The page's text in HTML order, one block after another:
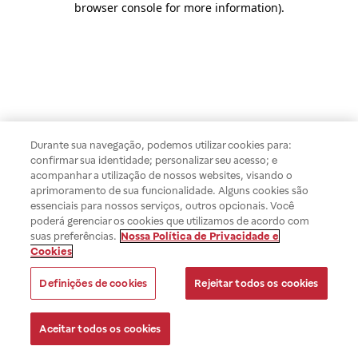
browser console for more information).
Durante sua navegação, podemos utilizar cookies para:
confirmar sua identidade; personalizar seu acesso; e
acompanhar a utilização de nossos websites, visando o
aprimoramento de sua funcionalidade. Alguns cookies são
essenciais para nossos serviços, outros opcionais. Você
poderá gerenciar os cookies que utilizamos de acordo com
suas preferências. Nossa Política de Privacidade e
Cookies
Definições de cookies Rejeitar todos os cookies
Aceitar todos os cookies